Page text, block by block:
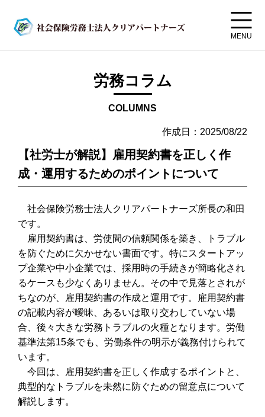
MENU
労務コラム
COLUMNS
作成日：2025/08/22
【社労士が解説】雇用契約書を正しく作
成・運用するためのポイントについて
社会保険労務士法人クリアパートナーズ所長の和田
です。
雇用契約書は、労使間の信頼関係を築き、トラブル
を防ぐために欠かせない書面です。特にスタートアッ
プ企業や中小企業では、採用時の手続きが簡略化され
るケースも少なくありません。その中で見落とされが
ちなのが、雇用契約書の作成と運用です。雇用契約書
の記載内容が曖昧、あるいは取り交わしていない場
合、後々大きな労務トラブルの火種となります。労働
基準法第15条でも、労働条件の明示が義務付けられて
います。
今回は、雇用契約書を正しく作成するポイントと、
典型的なトラブルを未然に防ぐための留意点について
解説します。